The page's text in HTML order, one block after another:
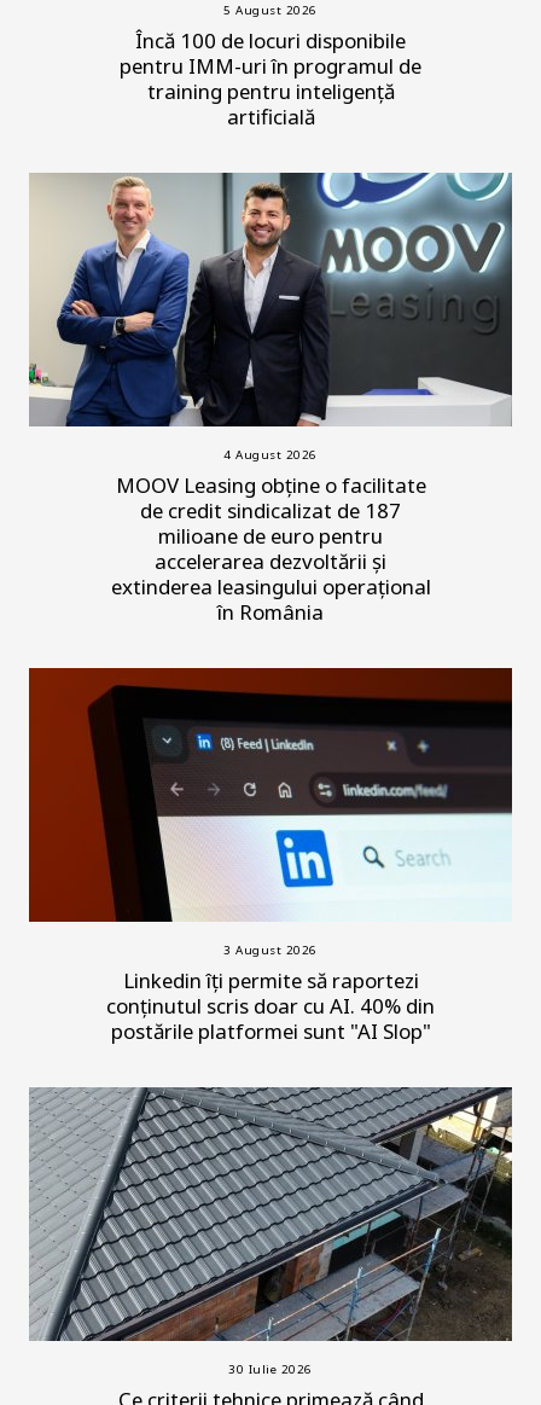
5 August 2026
Încă 100 de locuri disponibile
pentru IMM-uri în programul de
training pentru inteligență
artificială
4 August 2026
MOOV Leasing obține o facilitate
de credit sindicalizat de 187
milioane de euro pentru
accelerarea dezvoltării și
extinderea leasingului operațional
în România
3 August 2026
Linkedin îți permite să raportezi
conținutul scris doar cu AI. 40% din
postările platformei sunt "AI Slop"
30 Iulie 2026
Ce criterii tehnice primează când